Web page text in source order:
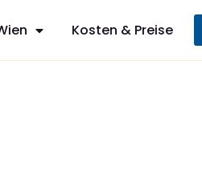
Kosten & Preise